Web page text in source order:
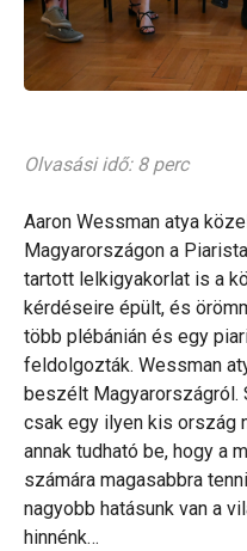
Olvasási idő: 8 perc
Aaron Wessman atya
Magyarországon a
tartott lelkigyakorlat is a
kérdéseire épült, és
több plébánián és egy
feldolgozták. Wessman
beszélt Magyarországról.
csak egy ilyen kis ország
annak tudható be, hogy a
számára magasabbra
nagyobb hatásunk van a
hinnénk…